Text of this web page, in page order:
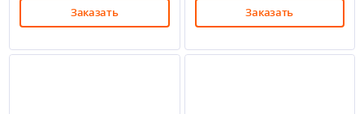
Заказать Заказать